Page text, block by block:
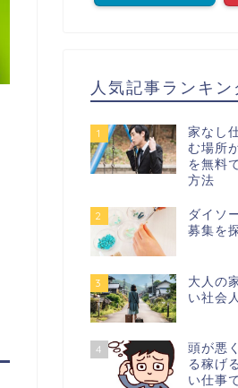
人気記事ランキン
1
家なし
む場所
を無料
方法
2
ダイソ
募集を
3
大人の
い社会
4
頭が悪
る稼げ
い仕事